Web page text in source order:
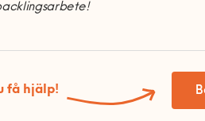
få hjälp!